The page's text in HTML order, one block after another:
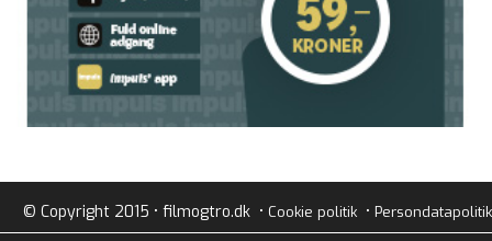
© Copyright 2015 • filmogtro.dk • Cookie politik• Persondatapolitik